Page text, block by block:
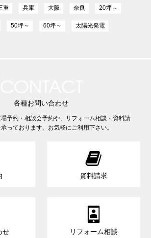
重 兵庫 大阪 奈良 20坪～
50坪～ 60坪～ 太陽光発電
各種お問い合わせ
予約・相談会予約や、リフォーム相談・資料請
っております。お気軽にご利用下さい。

資料請求
せ

リフォーム相談